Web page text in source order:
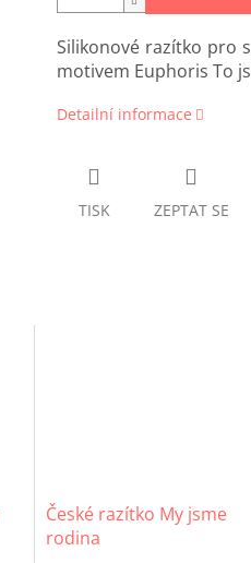
Silikonové razítko pro
motivem Euphoris To
Detailní informace
TISK ZEPTAT SE
České razítko My jsme
rodina